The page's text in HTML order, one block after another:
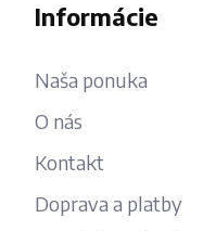
Informácie
Naša ponuka
O nás
Kontakt
Doprava a platby